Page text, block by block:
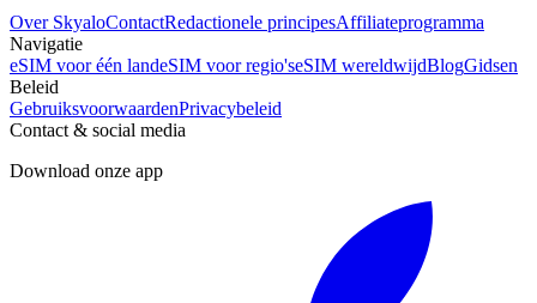
Over SkyaloContactRedactionele principesAffiliateprogramma
Navigatie
eSIM voor één landeSIM voor regio'seSIM wereldwijdBlogGidsen
Beleid
GebruiksvoorwaardenPrivacybeleid
Contact & social media
Download onze app